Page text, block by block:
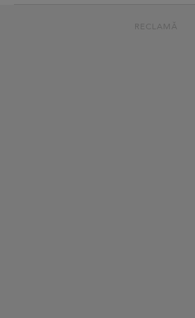
RECLAMĂ